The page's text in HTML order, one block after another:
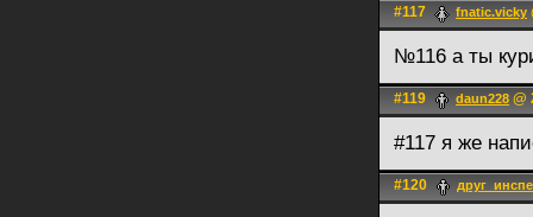
#117 fnatic.vicky
№116 а ты
#119 daun228 @
#117 я же
#120